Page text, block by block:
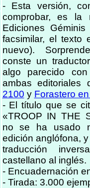
- Esta versión,
comprobar, es
Ediciones
facsimilar, el texto
nuevo).
conste un
algo parecido
ambas
2100 y Forastero
- El título que se
«TROOP IN THE
no se ha usado
edición anglófona,
traducción
castellano al inglés.
- Encuadernación
- Tirada: 3.000